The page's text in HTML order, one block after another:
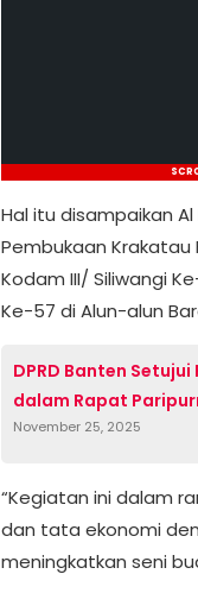
Hal itu disampaikan
Pembukaan Krakatau
Kodam III/ Siliwangi
Ke-57 di Alun-alun
DPRD Banten
dalam Rapat
November 25, 2025
“Kegiatan ini dalam
dan tata ekonomi
meningkatkan seni